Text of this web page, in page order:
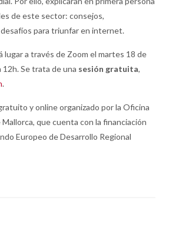
de este sector: consejos,
para triunfar en internet.
lugar a través de Zoom el martes 18 de
Se trata de una sesión gratuita,
.
y online organizado por la Oficina
que cuenta con la financiación
Europeo de Desarrollo Regional